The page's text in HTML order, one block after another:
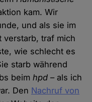
kam. Wir
und als sie im
verstarb, traf mich
wie schlecht es
starb während
beimhpd – als ich
Den Nachruf von